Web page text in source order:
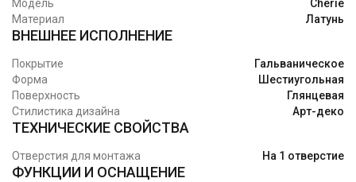
Модель
Cherie
Материал
Латунь
ВНЕШНЕЕ ИСПОЛНЕНИЕ
Покрытие
Гальваническое
Форма
Шестиугольная
Поверхность
Глянцевая
Стилистика дизайна
Арт-деко
ТЕХНИЧЕСКИЕ СВОЙСТВА
Отверстия для монтажа На 1 отверстие
ФУНКЦИИ И ОСНАЩЕНИЕ